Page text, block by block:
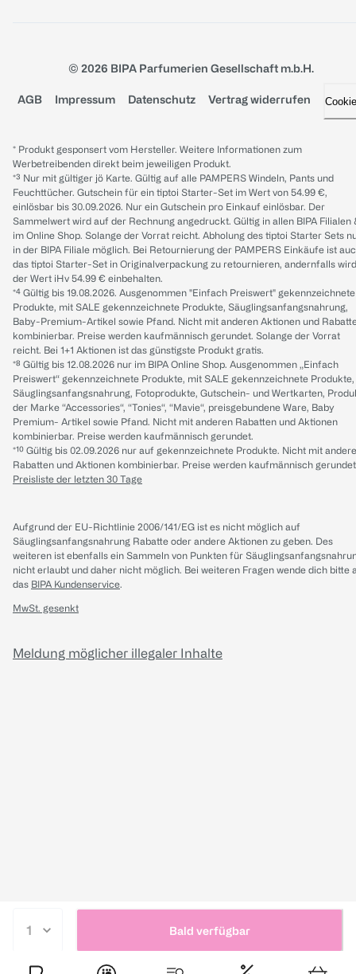
Bald verfügbar
© 2026 BIPA Parfumerien Gesellschaft m.b.H.
AGB Impressum Datenschutz Vertrag widerrufen
* Produkt gesponsert vom Hersteller. Weitere Informationen zum
Werbetreibenden direkt beim jeweiligen Produkt.
*³ Nur mit gültiger jö Karte. Gültig auf alle PAMPERS Windeln, Pants und
Feuchttücher. Gutschein für ein tiptoi Starter-Set im Wert von 54.99 €,
einlösbar bis 30.09.2026. Nur ein Gutschein pro Einkauf einlösbar. Der
Sammelwert wird auf der Rechnung angedruckt. Gültig in allen BIPA Filialen
im Online Shop. Solange der Vorrat reicht. Abholung des tiptoi Starter Sets
in der BIPA Filiale möglich. Bei Retournierung der PAMPERS Einkäufe ist
das tiptoi Starter-Set in Originalverpackung zu retournieren, andernfalls wird
der Wert iHv 54.99 € einbehalten.
*⁴ Gültig bis 19.08.2026. Ausgenommen "Einfach Preiswert" gekennzeichnete
Produkte, mit SALE gekennzeichnete Produkte, Säuglingsanfangsnahrung,
Baby-Premium-Artikel sowie Pfand. Nicht mit anderen Aktionen und
kombinierbar. Preise werden kaufmännisch gerundet. Solange der Vorrat
reicht. Bei 1+1 Aktionen ist das günstigste Produkt gratis.
*⁸ Gültig bis 12.08.2026 nur im BIPA Online Shop. Ausgenommen „Einfach
Preiswert“ gekennzeichnete Produkte, mit SALE gekennzeichnete Produkte,
Säuglingsanfangsnahrung, Fotoprodukte, Gutschein- und Wertkarten,
der Marke “Accessories“, “Tonies“, “Mavie“, preisgebundene Ware, Baby
Premium- Artikel sowie Pfand. Nicht mit anderen Rabatten und Aktionen
kombinierbar. Preise werden kaufmännisch gerundet.
*¹⁰ Gültig bis 02.09.2026 nur auf gekennzeichnete Produkte. Nicht mit
Rabatten und Aktionen kombinierbar. Preise werden kaufmännisch
Preisliste der letzten 30 Tage
Aufgrund der EU-Richtlinie 2006/141/EG ist es nicht möglich auf
Säuglingsanfangsnahrung Rabatte oder andere Aktionen zu geben. Des
weiteren ist ebenfalls ein Sammeln von Punkten für
nicht erlaubt und daher nicht möglich. Bei weiteren Fragen wende dich bitte
das BIPA Kundenservice.
MwSt. gesenkt
Meldung möglicher illegaler Inhalte